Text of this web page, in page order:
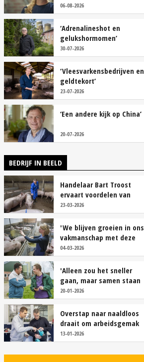
overschoenen’
06-08-2026
‘Adrenalineshot en
gelukshormomen’
30-07-2026
‘Vleesvarkensbedrijven en
geldtekort’
23-07-2026
‘Een andere kijk op China’
20-07-2026
BEDRIJF IN BEELD
Handelaar Bart Troost
ervaart voordelen van
coöperatieve voerfusie
23-03-2026
'We blijven groeien in ons
vakmanschap met deze
teamaanpak'
04-03-2026
'Alleen zou het sneller
gaan, maar samen staan
we stukken sterker'
20-01-2026
Overstap naar naaldloos
draait om arbeidsgemak
en diervriendelijkheid
13-01-2026